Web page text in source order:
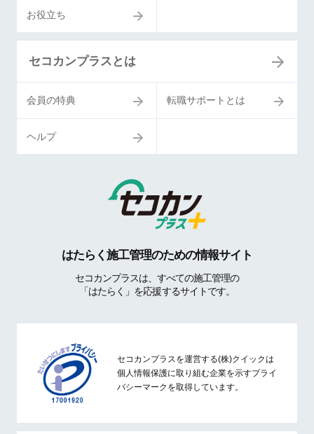
お役立ち
セコカンプラスとは
会員の特典 転職サポートとは
ヘルプ
はたらく施工管理のための情報サイト
セコカンプラスは、すべての施工管理の
「はたらく」を応援するサイトです。
セコカンプラスを運営する(株)クイックは
個人情報保護に取り組む企業を示すプライ
バシーマークを取得しています。